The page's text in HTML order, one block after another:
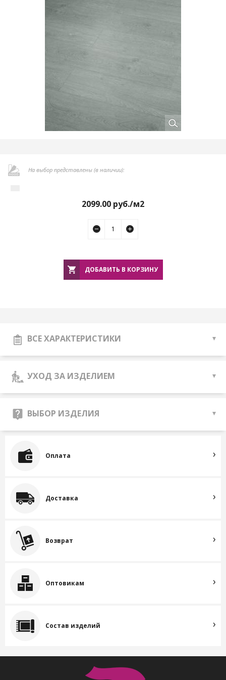
На выбор представлены (в наличии):
2099.00 руб./м2
ДОБАВИТЬ В КОРЗИНУ
ВСЕ ХАРАКТЕРИСТИКИ
УХОД ЗА ИЗДЕЛИЕМ
ВЫБОР ИЗДЕЛИЯ
Оплата
Доставка
Возврат
Оптовикам
Состав изделий